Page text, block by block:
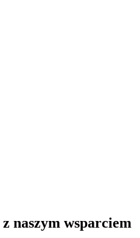
z naszym wsparciem